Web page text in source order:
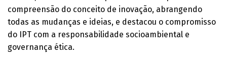
compreensão do conceito de inovação, abrangendo
todas as mudanças e ideias, e destacou o compromisso
do IPT com a responsabilidade socioambiental e
governança ética.